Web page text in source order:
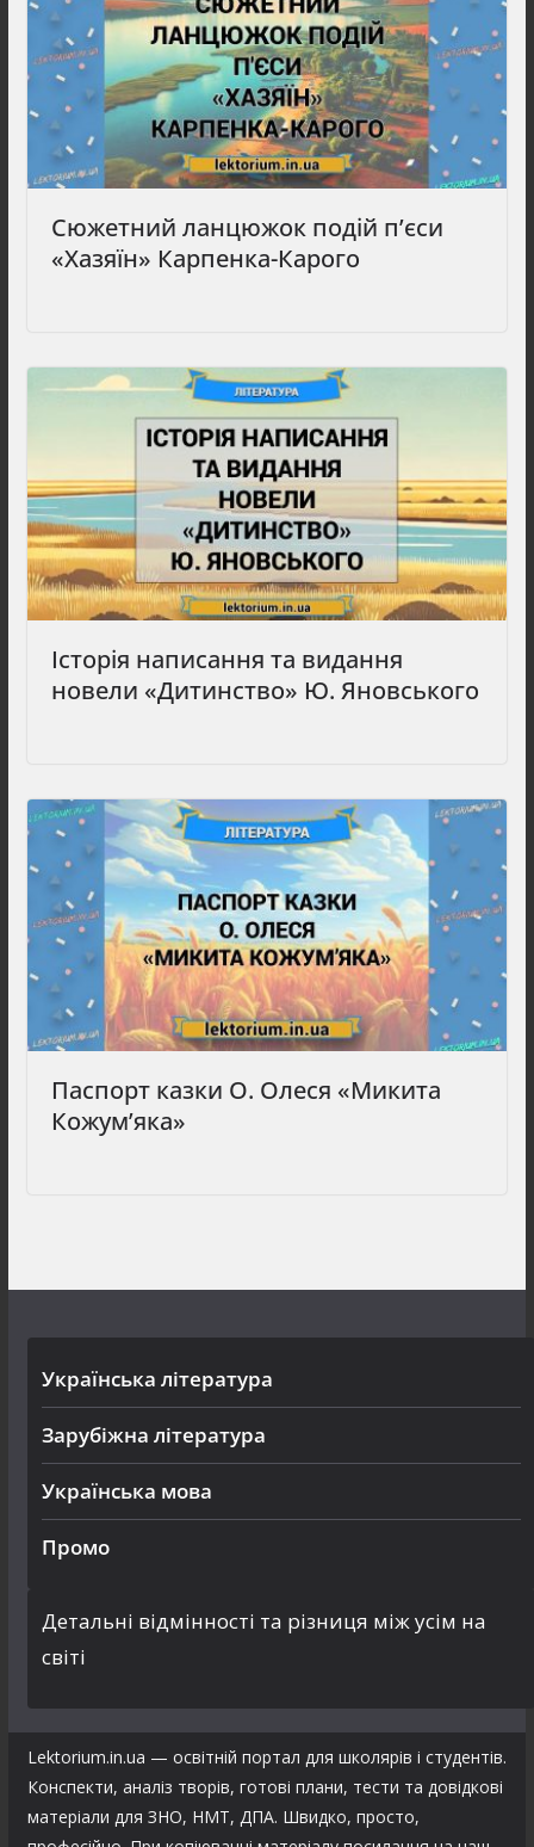
Сюжетний ланцюжок подій п’єси
«Хазяїн» Карпенка-Карого
Історія написання та видання
новели «Дитинство» Ю. Яновського
Паспорт казки О. Олеся «Микита
Кожум’яка»
Українська література
Зарубіжна література
Українська мова
Промо
Детальні відмінності та різниця між усім на
світі
Lektorium.in.ua — освітній портал для школярів і студентів.
Конспекти, аналіз творів, готові плани, тести та довідкові
матеріали для ЗНО, НМТ, ДПА. Швидко, просто,